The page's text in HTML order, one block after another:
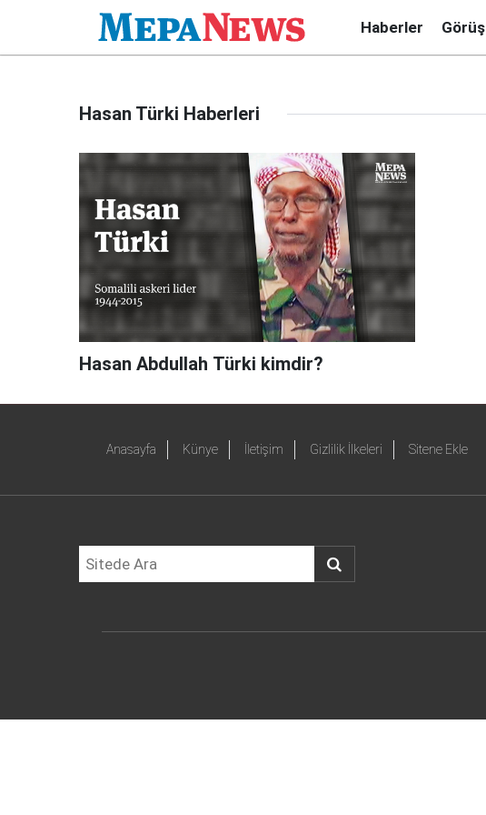
Haberler Görüş
Hasan Türki Haberleri
Hasan Abdullah Türki kimdir?
Anasayfa Künye İletişim Gizlilik İlkeleri Sitene Ekle